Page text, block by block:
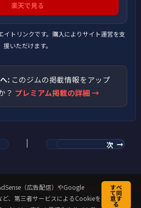
楽天で見る
トリンクです。購入によりサイト運営を支
援いただけます。
: このジムの掲載情報をアップ
？ プレミアム掲載の詳細 →
次
（広告配信）やGoogle
、第三者サービスによるCookieを
すべ
て同
意す
る